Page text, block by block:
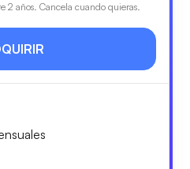
2 años. Cancela cuando quieras.